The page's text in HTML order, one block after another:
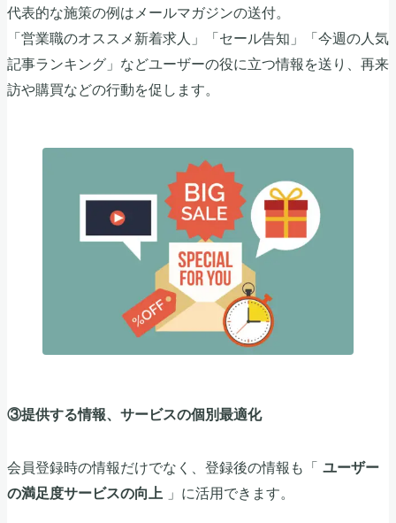
代表的な施策の例はメールマガジンの送付。
「営業職のオススメ新着求人」「セール告知」「今週の人気
記事ランキング」などユーザーの役に立つ情報を送り、再来
訪や購買などの行動を促します。
③提供する情報、サービスの個別最適化
会員登録時の情報だけでなく、登録後の情報も「 ユーザー
の満足度サービスの向上 」に活用できます。